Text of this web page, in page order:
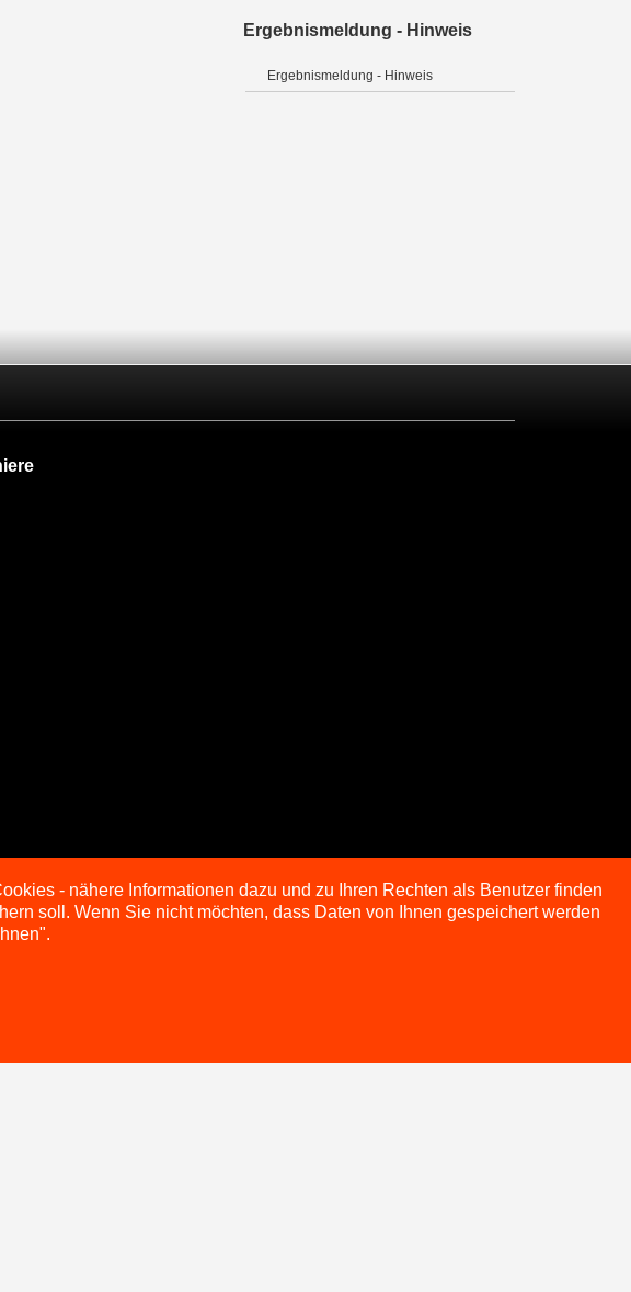
Ergebnismeldung - Hinweis
Ergebnismeldung - Hinweis
- nähere Informationen dazu und zu Ihren Rechten als Benutzer finden
soll. Wenn Sie nicht möchten, dass Daten von Ihnen gespeichert werden